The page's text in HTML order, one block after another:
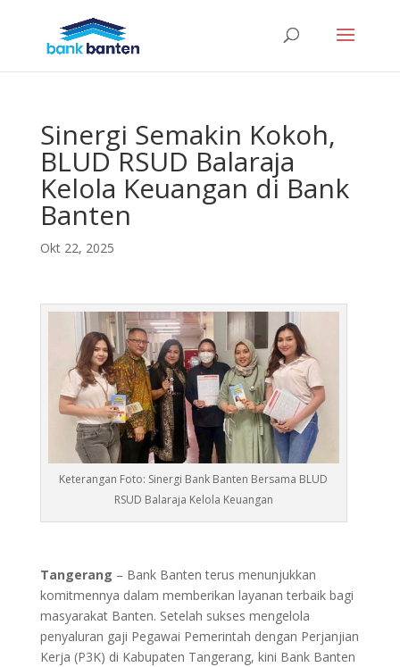
Sinergi Semakin Kokoh,
BLUD RSUD Balaraja
Kelola Keuangan di Bank
Banten
Okt 22, 2025
Keterangan Foto: Sinergi Bank Banten Bersama BLUD
RSUD Balaraja Kelola Keuangan
Tangerang – Bank Banten terus menunjukkan
komitmennya dalam memberikan layanan terbaik bagi
masyarakat Banten. Setelah sukses mengelola
penyaluran gaji Pegawai Pemerintah dengan Perjanjian
Kerja (P3K) di Kabupaten Tangerang, kini Bank Banten